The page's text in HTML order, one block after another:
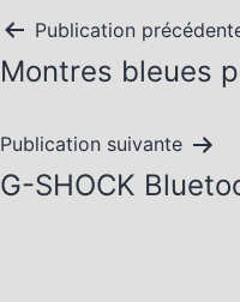
Navigation
de
l’article
Publication
Montres bleues
Publication suivante
G-SHOCK